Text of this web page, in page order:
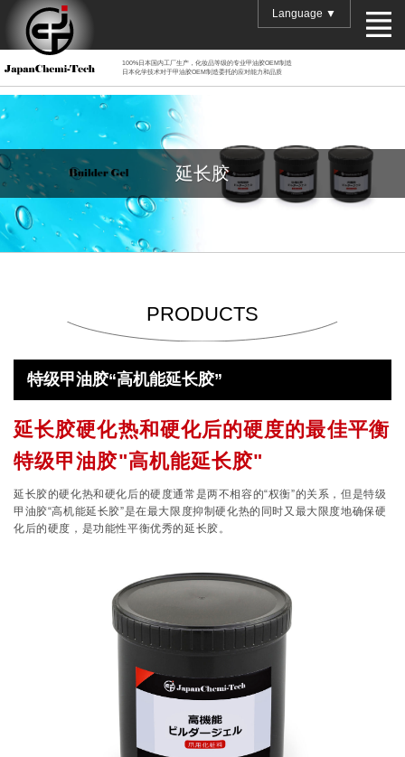
Language ▼
100%日本国内工厂生产，化妆品等级的专业甲油胶OEM制造
日本化学技术对于甲油胶OEM制造委托的应对能力和品质
延长胶
PRODUCTS
特级甲油胶“高机能延长胶”
延长胶硬化热和硬化后的硬度的最佳平衡
特级甲油胶"高机能延长胶"
延长胶的硬化热和硬化后的硬度通常是两不相容的“权衡”的关系，但是特级
甲油胶“高机能延长胶”是在最大限度抑制硬化热的同时又最大限度地确保硬
化后的硬度，是功能性平衡优秀的延长胶。